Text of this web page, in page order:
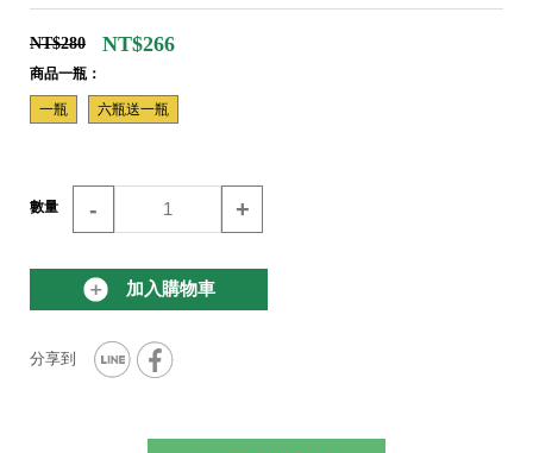
NT$280 NT$266
商品一瓶：
一瓶 六瓶送一瓶
數量 - +
加入購物車